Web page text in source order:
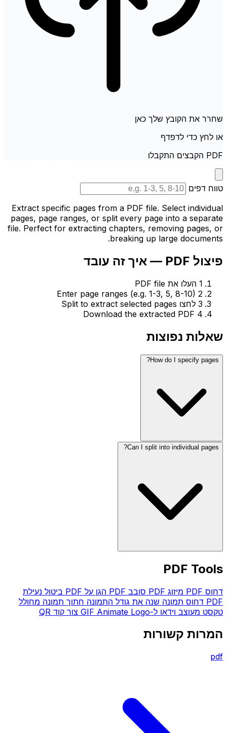
שחרר את הקובץ שלך כאן
או לחץ כדי לדפדף
PDF הקבצים התקבלו
טווח דפים
Extract specific pages from a PDF file. Select individual
pages, page ranges, or split every page into a separate
file. Perfect for extracting chapters, removing pages, or
breaking up large documents.
פיצול PDF — איך זה עובד
1 העלו את PDF file
2
Enter page ranges (e.g. 1-3, 5, 8-10)
3 לחצו Split to extract selected pages
4
Download the extracted PDF
שאלות נפוצות
How do I specify pages?
Can I split into individual pages?
PDF Tools
דחוס PDF מיזוג PDF סובב PDF הגן על PDF
ביטול נעילת
PDF דחוס תמונה שנה את גודל התמונה חתוך תמונה מחולל
טקסט מעוצב וידאו ל-GIFAnimate Logo צור קוד QR
המרות קשורות
pdf